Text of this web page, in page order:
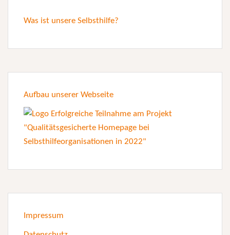
Was ist unsere Selbsthilfe?
Aufbau unserer Webseite
Impressum